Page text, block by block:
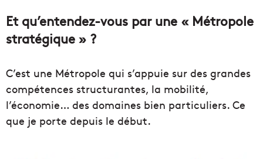
Et qu’entendez-vous par une « Métropole
stratégique » ?
C’est une Métropole qui s’appuie sur des grandes
compétences structurantes, la mobilité,
l’économie… des domaines bien particuliers. Ce
que je porte depuis le début.